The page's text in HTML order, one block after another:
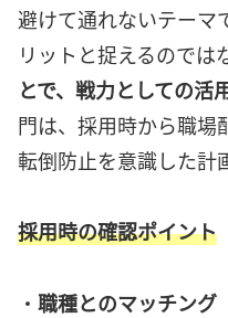
避けて通れないテーマ
リットと捉えるのでは
とで、戦力としての活
門は、採用時から職場
転倒防止を意識した計
採用時の確認ポイント
・ 職種とのマッチング